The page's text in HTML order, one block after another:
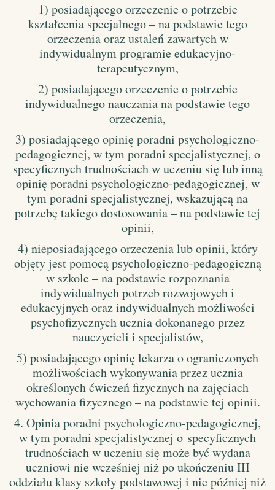
1) posiadającego orzeczenie o potrzebie
kształcenia specjalnego – na podstawie tego
orzeczenia oraz ustaleń zawartych w
indywidualnym programie edukacyjno-
terapeutycznym,
2) posiadającego orzeczenie o potrzebie
indywidualnego nauczania na podstawie tego
orzeczenia,
3) posiadającego opinię poradni psychologiczno-
pedagogicznej, w tym poradni specjalistycznej, o
specyficznych trudnościach w uczeniu się lub inną
opinię poradni psychologiczno-pedagogicznej, w
tym poradni specjalistycznej, wskazującą na
potrzebę takiego dostosowania – na podstawie tej
opinii,
4) nieposiadającego orzeczenia lub opinii, który
objęty jest pomocą psychologiczno-pedagogiczną
w szkole – na podstawie rozpoznania
indywidualnych potrzeb rozwojowych i
edukacyjnych oraz indywidualnych możliwości
psychofizycznych ucznia dokonanego przez
nauczycieli i specjalistów,
5) posiadającego opinię lekarza o ograniczonych
możliwościach wykonywania przez ucznia
określonych ćwiczeń fizycznych na zajęciach
wychowania fizycznego – na podstawie tej opinii.
4. Opinia poradni psychologiczno-pedagogicznej,
w tym poradni specjalistycznej o specyficznych
trudnościach w uczeniu się może być wydana
uczniowi nie wcześniej niż po ukończeniu III
oddziału klasy szkoły podstawowej i nie później niż